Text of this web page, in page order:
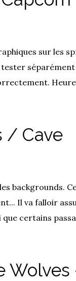
sur les
tester
/ Cave
backgrounds.
Il va falloir
certains
Wolves